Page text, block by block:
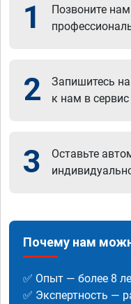
1 Позвоните нам
2
Запишитесь
к нам в
3
Оставьте
Почему нам
✅ Опыт — более 8
✅ Экспертность —